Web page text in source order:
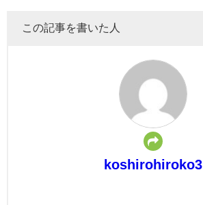
この記事を書いた人
koshirohiroko3